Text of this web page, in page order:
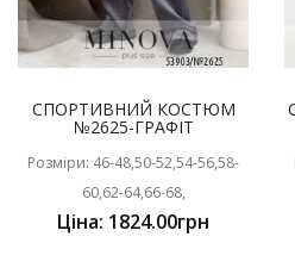
СПОРТИВНИЙ КОСТЮМ
№2625-ГРАФІТ
Розміри: 46-48,50-52,54-56,58-
60,62-64,66-68,
Ціна: 1824.00грн